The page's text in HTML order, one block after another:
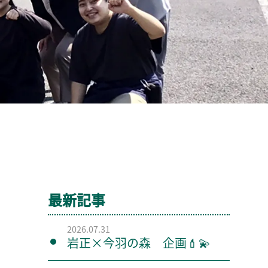
最新記事
2026.07.31
岩正×今羽の森 企画💄💫